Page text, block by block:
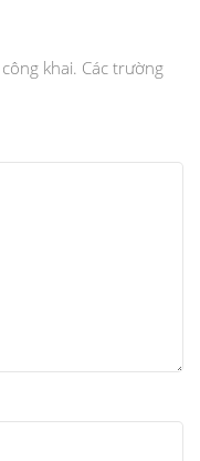
khai. Các trường